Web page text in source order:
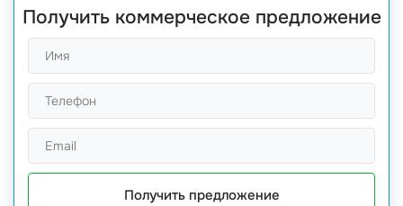
Получить коммерческое предложение
Получить предложение